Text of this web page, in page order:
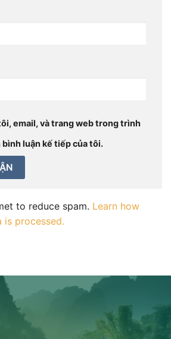
email, và trang web trong trình
luận kế tiếp của tôi.
to reduce spam. Learn how
is processed.